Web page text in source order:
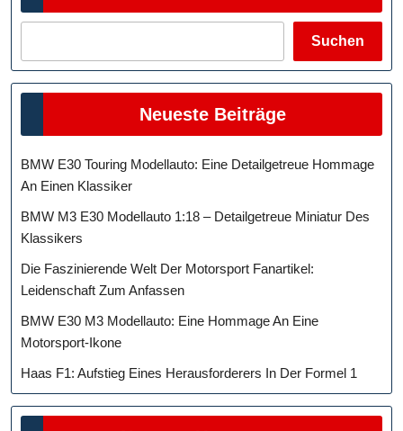
Suchen
Neueste Beiträge
BMW E30 Touring Modellauto: Eine Detailgetreue Hommage
An Einen Klassiker
BMW M3 E30 Modellauto 1:18 – Detailgetreue Miniatur Des
Klassikers
Die Faszinierende Welt Der Motorsport Fanartikel:
Leidenschaft Zum Anfassen
BMW E30 M3 Modellauto: Eine Hommage An Eine
Motorsport-Ikone
Haas F1: Aufstieg Eines Herausforderers In Der Formel 1